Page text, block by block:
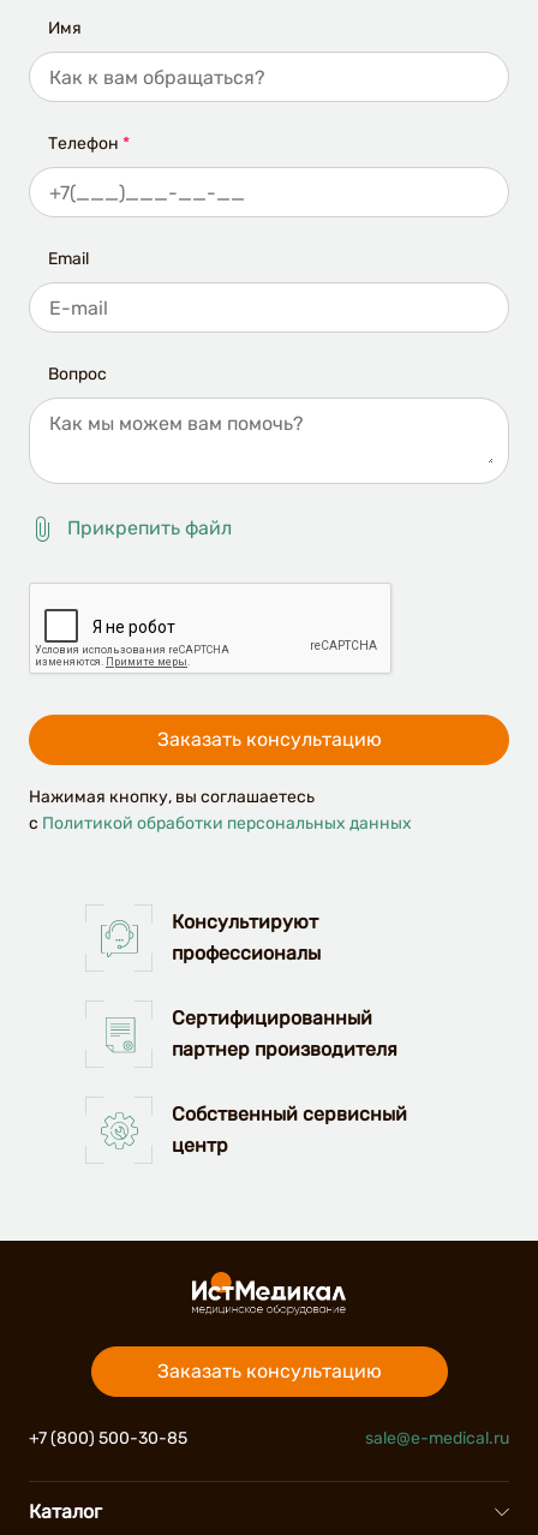
Имя
Телефон *
Email
Вопрос
Прикрепить файл
Удалить
файл
Заказать консультацию
Нажимая кнопку, вы соглашаетесь
c Политикой обработки персональных данных
Консультируют
профессионалы
Сертифицированный
партнер производителя
Собственный сервисный
центр
Каталог
Заказать консультацию
+7 (800) 500-30-85 sale@e-medical.ru